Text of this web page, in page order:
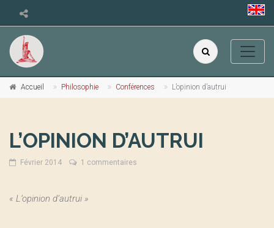
Accueil Philosophie Conférences L’opinion d’autrui
L’OPINION D’AUTRUI
Février 2014 1 commentaires
« L’opinion d’autrui »